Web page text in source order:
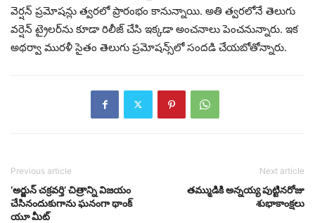
వెర్షన్ ప్రమోషన్లు త్వరలో ప్రారంభం కానున్నాయి. అతి త్వరలోనే తెలుగు
వర్షెన్ ట్రైలర్‌ను కూడా రిలీజ్ చేసి ఇక్కడా అంచనాలు పెంచనున్నారు. ఇక
అథర్వా మురళీ సైతం తెలుగు ప్రమోషన్స్‌లో సందడి చేయబోతోన్నారు.
Previous article
‘అర్జున్ చక్రవర్తి’ చిత్రాన్ని విజయం
చేసినందుకుగాను ఘనంగా థాంక్
యూ మీట్
Next article
తమ్ముడికి అన్నయ్య పుట్టినరోజు
శుభాకాంక్షలు